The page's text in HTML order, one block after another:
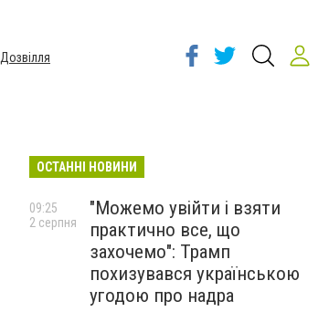
Дозвілля
ОСТАННІ НОВИНИ
"Можемо увійти і взяти
практично все, що
захочемо": Трамп
похизувався українською
угодою про надра
09:25
2 серпня